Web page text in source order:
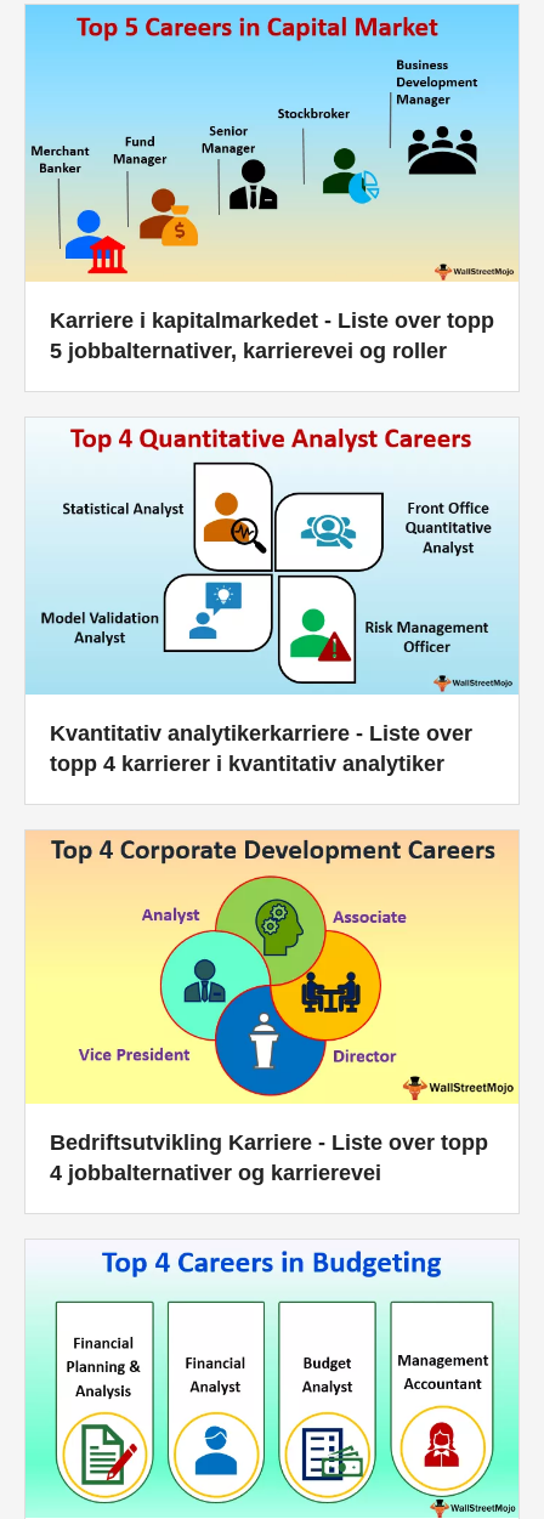
Karriere i kapitalmarkedet - Liste over topp
5 jobbalternativer, karrierevei og roller
Kvantitativ analytikerkarriere - Liste over
topp 4 karrierer i kvantitativ analytiker
Bedriftsutvikling Karriere - Liste over topp
4 jobbalternativer og karrierevei